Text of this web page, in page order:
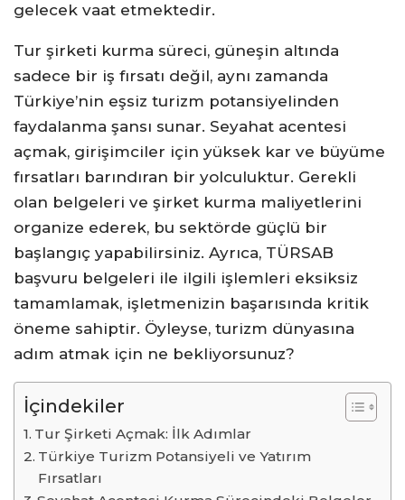
gelecek vaat etmektedir.
Tur şirketi kurma süreci, güneşin altında
sadece bir iş fırsatı değil, aynı zamanda
Türkiye’nin eşsiz turizm potansiyelinden
faydalanma şansı sunar. Seyahat acentesi
açmak, girişimciler için yüksek kar ve büyüme
fırsatları barındıran bir yolculuktur. Gerekli
olan belgeleri ve şirket kurma maliyetlerini
organize ederek, bu sektörde güçlü bir
başlangıç yapabilirsiniz. Ayrıca, TÜRSAB
başvuru belgeleri ile ilgili işlemleri eksiksiz
tamamlamak, işletmenizin başarısında kritik
öneme sahiptir. Öyleyse, turizm dünyasına
adım atmak için ne bekliyorsunuz?
İçindekiler
Tur Şirketi Açmak: İlk Adımlar
Türkiye Turizm Potansiyeli ve Yatırım
Fırsatları